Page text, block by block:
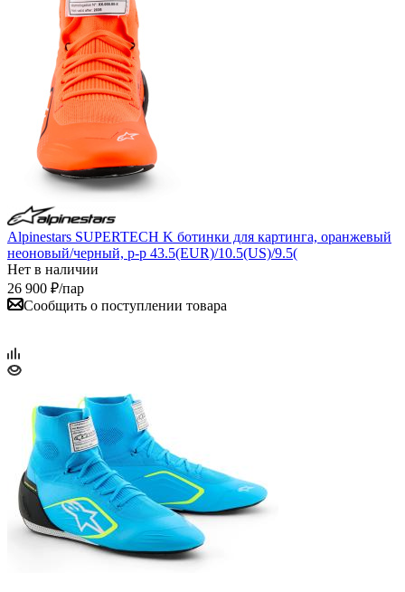
Alpinestars SUPERTECH K ботинки для картинга, оранжевый
неоновый/черный, р-р 43.5(EUR)/10.5(US)/9.5(
Нет в наличии
26 900 ₽/пар
Сообщить о поступлении товара